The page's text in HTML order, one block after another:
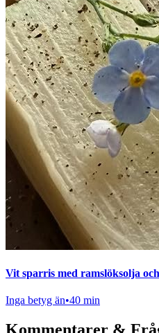
Vit sparris med ramslöksolja
Inga betyg än•40 min